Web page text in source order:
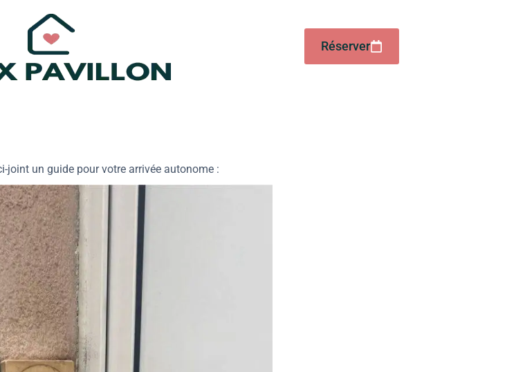
Réserver
joint un guide pour votre arrivée autonome :